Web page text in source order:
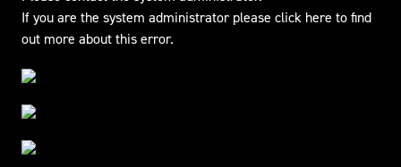
If you are the system administrator please click here to find
out more about this error.